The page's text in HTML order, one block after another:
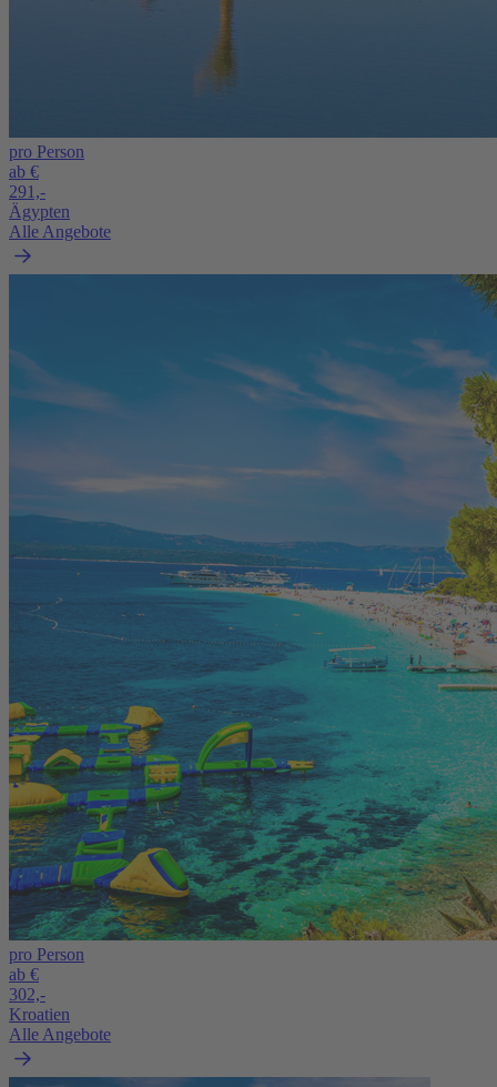
pro Person
ab €
291,-
Ägypten
Alle Angebote
pro Person
ab €
302,-
Kroatien
Alle Angebote